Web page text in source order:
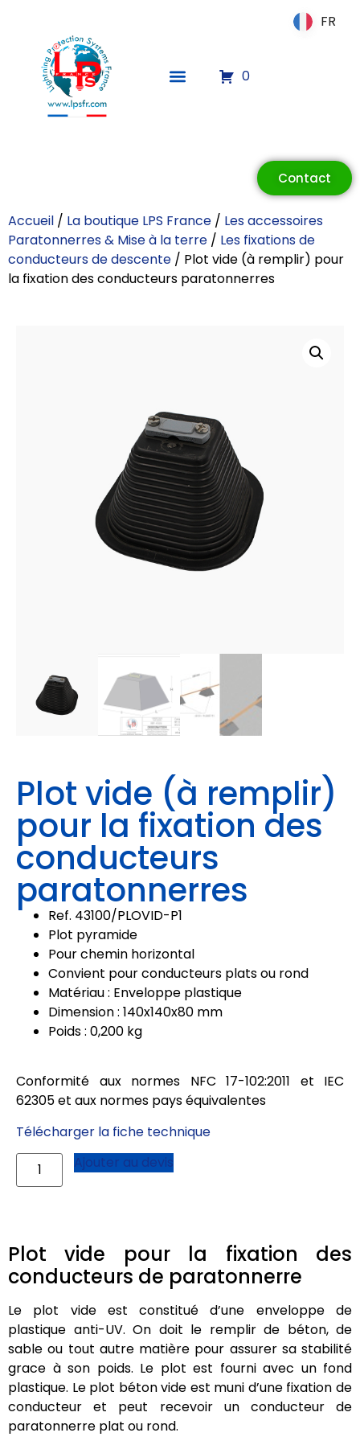
0
Contact
Accueil / La boutique LPS France / Les accessoires
Paratonnerres & Mise à la terre / Les fixations de
conducteurs de descente / Plot vide (à remplir) pour
la fixation des conducteurs paratonnerres
Plot vide (à remplir)
pour la fixation des
conducteurs
paratonnerres
Ref. 43100/PLOVID-P1
Plot pyramide
Pour chemin horizontal
Convient pour conducteurs plats ou rond
Matériau : Enveloppe plastique
Dimension : 140x140x80 mm
Poids : 0,200 kg
Conformité aux normes NFC 17-102:2011 et IEC
62305 et aux normes pays équivalentes
Télécharger la fiche technique
Ajouter au devis
Plot vide pour la fixation des
conducteurs de paratonnerre
Le plot vide est constitué d’une enveloppe de
plastique anti-UV. On doit le remplir de béton, de
sable ou tout autre matière pour assurer sa stabilité
grace à son poids. Le plot est fourni avec un fond
plastique. Le plot béton vide est muni d’une fixation de
conducteur et peut recevoir un conducteur de
paratonnerre plat ou rond.
FR
FR